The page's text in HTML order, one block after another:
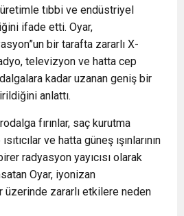
tıbbi ve endüstriyel
ifade etti. Oyar,
bir tarafta zararlı X-
televizyon ve hatta cep
dalgalara kadar uzanan geniş bir
anlattı.
fırınlar, saç kurutma
ve hatta güneş ışınlarının
radyasyon yayıcısı olarak
Oyar, iyonizan
üzerinde zararlı etkilere neden